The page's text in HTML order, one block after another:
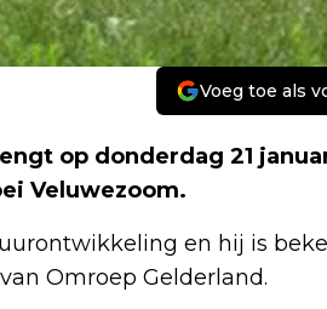
Voeg toe als
op donderdag 21
Veluwezoom.
en hij is
Omroep Gelderland.